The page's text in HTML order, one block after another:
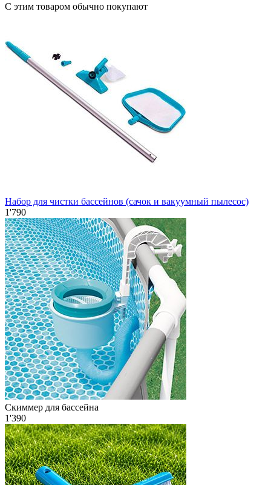
С этим товаром обычно покупают
Набор для чистки бассейнов (сачок и вакуумный пылесос)
1'790
Скиммер для бассейна
1'390